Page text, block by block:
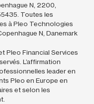
N, 2200,
Toutes les
à Pleo Technologies
N, Danemark
Pleo Financial Services
L’affirmation
leader en
Pleo en Europe en
et selon les